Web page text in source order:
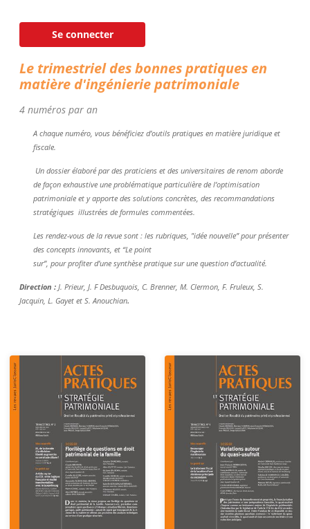
Se connecter
Le trimestriel des bonnes pratiques en
matière d'ingénierie patrimoniale
4 numéros par an
A chaque numéro, vous bénéficiez d’outils pratiques en matière juridique et
fiscale.
Un dossier élaboré par des praticiens et des universitaires de renom aborde
de façon exhaustive une problématique particulière de l’optimisation
patrimoniale et y apporte des solutions concrètes, des recommandations
stratégiques illustrées de formules commentées.
Les rendez-vous de la revue sont : les rubriques, "idée nouvelle” pour présenter
des concepts innovants, et “Le point
sur”, pour profiter d’une synthèse pratique sur une question d’actualité.
Direction : J. Prieur, J. F Desbuquois, C. Brenner, M. Clermon, F. Fruleux, S.
Jacquin, L. Gayet et S. Anouchian.